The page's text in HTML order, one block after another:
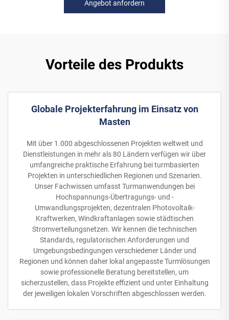
Angebot anfordern
Vorteile des Produkts
Globale Projekterfahrung im Einsatz von
Masten
Mit über 1.000 abgeschlossenen Projekten weltweit und
Dienstleistungen in mehr als 80 Ländern verfügen wir über
umfangreiche praktische Erfahrung bei turmbasierten
Projekten in unterschiedlichen Regionen und Szenarien.
Unser Fachwissen umfasst Turmanwendungen bei
Hochspannungs-Übertragungs- und -
Umwandlungsprojekten, dezentralen Photovoltaik-
Kraftwerken, Windkraftanlagen sowie städtischen
Stromverteilungsnetzen. Wir kennen die technischen
Standards, regulatorischen Anforderungen und
Umgebungsbedingungen verschiedener Länder und
Regionen und können daher lokal angepasste Turmlösungen
sowie professionelle Beratung bereitstellen, um
sicherzustellen, dass Projekte effizient und unter Einhaltung
der jeweiligen lokalen Vorschriften abgeschlossen werden.